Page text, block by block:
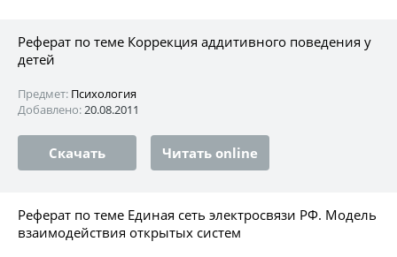
Реферат по теме Коррекция аддитивного поведения у
детей
Предмет: Психология
Добавлено:20.08.2011
Скачать Читать online
Реферат по теме Единая сеть электросвязи РФ. Модель
взаимодействия открытых систем